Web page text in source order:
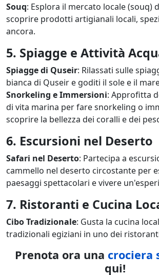
Souq: Esplora il mercato locale (souq)
scoprire prodotti artigianali locali,
ancora.
5. Spiagge e Attività
Spiagge di Quseir: Rilassati sulle
bianca di Quseir e goditi il sole e il
Snorkeling e Immersioni: Approfitta
di vita marina per fare snorkeling o
scoprire la bellezza dei coralli e dei
6. Escursioni nel Deserto
Safari nel Deserto: Partecipa a
cammello nel deserto circostante per
paesaggi spettacolari e vivere
7. Ristoranti e Cucina
Cibo Tradizionale: Gusta la cucina
tradizionali egiziani in uno dei
Prenota ora una crociera
qui!